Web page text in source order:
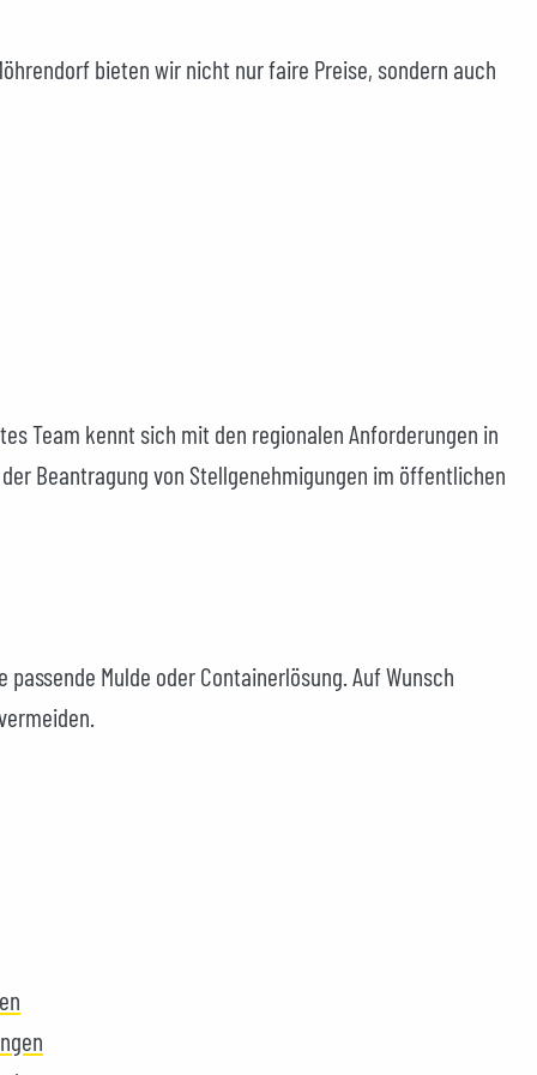
bieten wir nicht nur faire Preise, sondern auch
Team kennt sich mit den regionalen Anforderungen in
Beantragung von Stellgenehmigungen im öffentlichen
Mulde oder Containerlösung. Auf Wunsch